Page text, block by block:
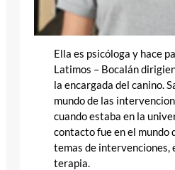
Ella es psicóloga y hace
Latimos – Bocalán
la encargada del canino.
mundo de las
cuando estaba en la
contacto fue en el mundo
temas de intervenciones,
terapia.